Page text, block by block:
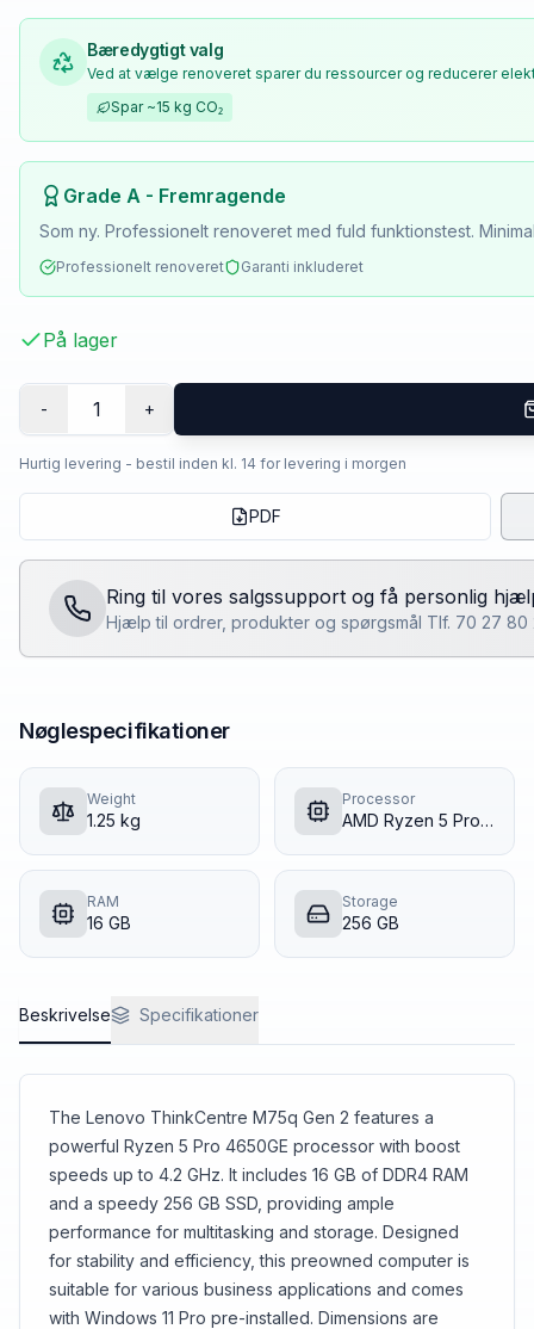
Bæredygtigt valg
Ved at vælge renoveret sparer du ressourcer og reducerer
Spar ~15 kg CO₂
Grade A - Fremragende
Som ny. Professionelt renoveret med fuld funktionstest.
Professionelt renoveret Garanti inkluderet
På lager
- 1 +
Hurtig levering - bestil inden kl. 14 for levering i morgen
PDF
Ring til vores salgssupport og få personlig
Hjælp til ordrer, produkter og spørgsmål Tlf. 70 27 80
Nøglespecifikationer
Weight
1.25 kg
Processor
AMD Ryzen 5 Pro 4650GE
RAM
16 GB
Storage
256 GB
Beskrivelse Specifikationer
The Lenovo ThinkCentre M75q Gen 2 features a
powerful Ryzen 5 Pro 4650GE processor with boost
speeds up to 4.2 GHz. It includes 16 GB of DDR4 RAM
and a speedy 256 GB SSD, providing ample
performance for multitasking and storage. Designed
for stability and efficiency, this preowned computer is
suitable for various business applications and comes
with Windows 11 Pro pre-installed. Dimensions are